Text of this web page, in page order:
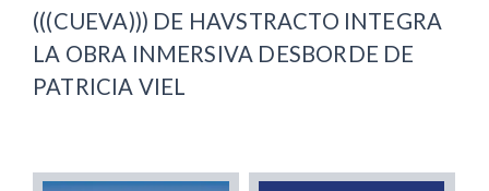
(((CUEVA))) DE HAVSTRACTO INTEGRA
LA OBRA INMERSIVA DESBORDE DE
PATRICIA VIEL